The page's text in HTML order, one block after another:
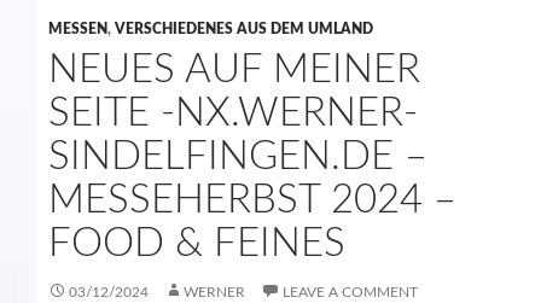
MESSEN, VERSCHIEDENES AUS DEM UMLAND
NEUES AUF MEINER
SEITE -NX.WERNER-
SINDELFINGEN.DE –
MESSEHERBST 2024 –
FOOD & FEINES
03/12/2024 WERNER LEAVE A COMMENT